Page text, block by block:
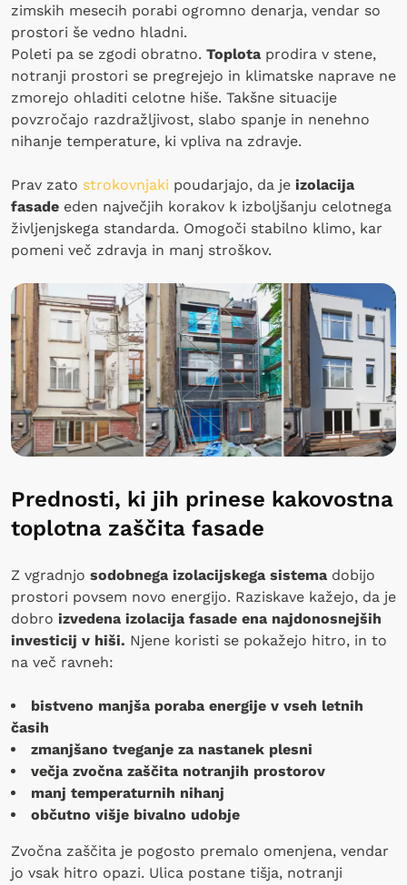
zimskih mesecih porabi ogromno denarja, vendar so
prostori še vedno hladni.
Poleti pa se zgodi obratno. Toplota prodira v stene,
notranji prostori se pregrejejo in klimatske naprave ne
zmorejo ohladiti celotne hiše. Takšne situacije
povzročajo razdražljivost, slabo spanje in nenehno
nihanje temperature, ki vpliva na zdravje.
Prav zato strokovnjaki poudarjajo, da je izolacija
fasade eden največjih korakov k izboljšanju celotnega
življenjskega standarda. Omogoči stabilno klimo, kar
pomeni več zdravja in manj stroškov.
Prednosti, ki jih prinese kakovostna
toplotna zaščita fasade
Z vgradnjo sodobnega izolacijskega sistema dobijo
prostori povsem novo energijo. Raziskave kažejo, da je
dobro izvedena izolacija fasade ena najdonosnejših
investicij v hiši. Njene koristi se pokažejo hitro, in to
na več ravneh:
bistveno manjša poraba energije v vseh letnih
časih
zmanjšano tveganje za nastanek plesni
večja zvočna zaščita notranjih prostorov
manj temperaturnih nihanj
občutno višje bivalno udobje
Zvočna zaščita je pogosto premalo omenjena, vendar
jo vsak hitro opazi. Ulica postane tišja, notranji